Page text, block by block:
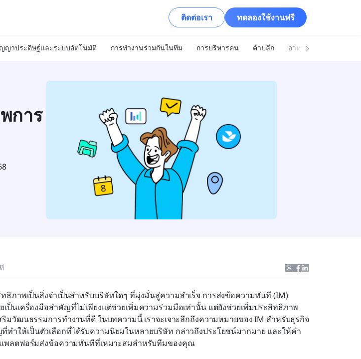
ติดต่อเรา ทดลองใช้งานฟรี
ญาประดิษฐ์และระบบอัตโนมัติ การทำงานร่วมกันในทีม การบริหารคน ค้าปลีก อาหารและเครื่องดื่ม
การ
ธิภาพเป็นสิ่งจำเป็นสำหรับบริษัทใดๆ ที่มุ่งมั่นสู่ความสำเร็จ การส่งข้อความทันที (IM)
เป็นเครื่องมือสำคัญที่ไม่เพียงแต่ช่วยเพิ่มความร่วมมือเท่านั้น แต่ยังช่วยเพิ่มประสิทธิภาพ
ริมวัฒนธรรมการทำงานที่ดี ในบทความนี้ เราจะเจาะลึกถึงความหมายของ IM สำหรับธุรกิจ
ำให้เป็นตัวเลือกที่ได้รับความนิยมในหลายบริษัท กล่าวถึงประโยชน์มากมาย และให้คำ
พลตฟอร์มส่งข้อความทันทีที่เหมาะสมสำหรับทีมของคุณ